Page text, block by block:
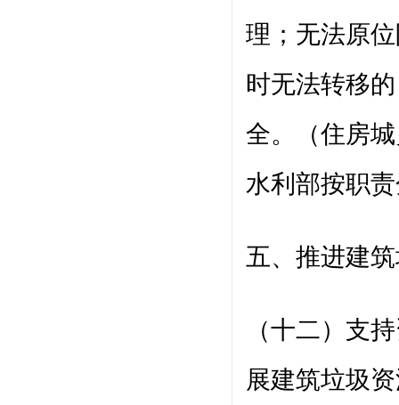
理；无法原
时无法转移
全。（住房
水利部按职
五、推进建
（十二）支
展建筑垃圾